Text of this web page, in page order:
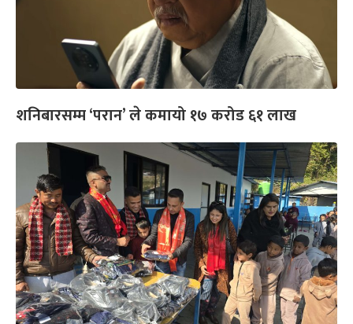
शनिबारसम्म ‘परान’ ले कमायो १७ करोड ६१ लाख